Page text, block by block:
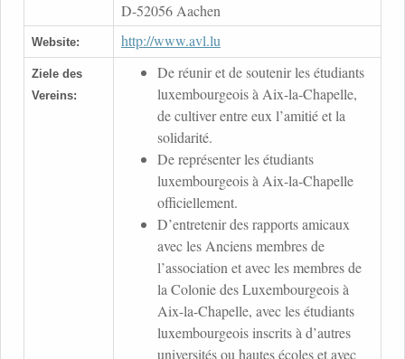
D-52056 Aachen
Website: http://www.avl.lu
Ziele des
Vereins:
De réunir et de soutenir les étudiants
luxembourgeois à Aix-la-Chapelle,
de cultiver entre eux l’amitié et la
solidarité.
De représenter les étudiants
luxembourgeois à Aix-la-Chapelle
officiellement.
D’entretenir des rapports amicaux
avec les Anciens membres de
l’association et avec les membres de
la Colonie des Luxembourgeois à
Aix-la-Chapelle, avec les étudiants
luxembourgeois inscrits à d’autres
universités ou hautes écoles et avec